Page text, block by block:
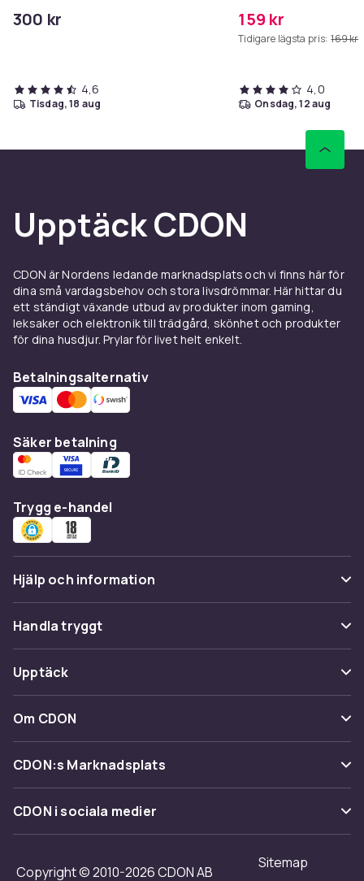
300 kr
4,6
tisdag, 18 aug
159 kr
Tidigare lägsta pris: 169 kr
4,0
onsdag, 12 aug
Upptäck CDON
CDON är Nordens ledande marknadsplats och vi finns här för
dina små vardagsbehov och stora livsdrömmar. Här hittar du
ett ständigt växande utbud av produkter inom gaming,
leksaker och elektronik till trädgård, skönhet och produkter
för dina husdjur. Prylar för livet helt enkelt.
Betalningsalternativ
Säker betalning
Trygg e-handel
Hjälp och information
Vanliga frågor
Spåra paket
Ångra & Returnera här
Kundservice
Handla tryggt
Betalning
Leverans
Återkallelser
Upptäck
Kategorier
Varumärken
Shopit.se
Om CDON
Om oss
Kundrecensioner
CDON:s Marknadsplats
Sälj på CDON
Bli affiliate
Regler & kvalitet
CDON i sociala medier
Copyright © 2010-2026 CDON AB
Sitemap